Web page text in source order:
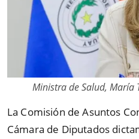
Ministra de Salud, María
La Comisión de Asuntos
Cámara de Diputados